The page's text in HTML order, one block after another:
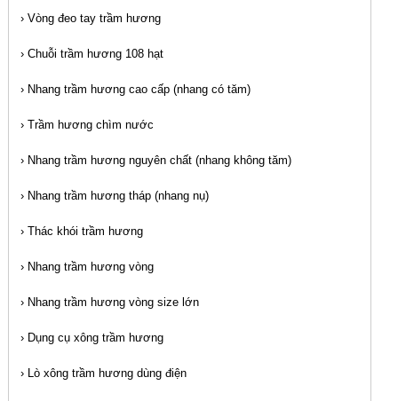
› Vòng đeo tay trầm hương
› Chuỗi trầm hương 108 hạt
› Nhang trầm hương cao cấp (nhang có tăm)
› Trầm hương chìm nước
› Nhang trầm hương nguyên chất (nhang không tăm)
› Nhang trầm hương tháp (nhang nụ)
› Thác khói trầm hương
› Nhang trầm hương vòng
› Nhang trầm hương vòng size lớn
› Dụng cụ xông trầm hương
› Lò xông trầm hương dùng điện